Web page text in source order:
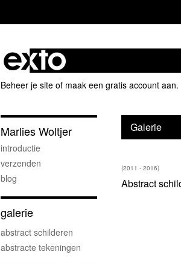
Beheer je site of maak een gratis account aan.
Galerie
Abstract
(2011 - 2016)
Marlies Woltjer
introductie
verzenden
blog
galerie
abstract schilderen
abstracte tekeningen